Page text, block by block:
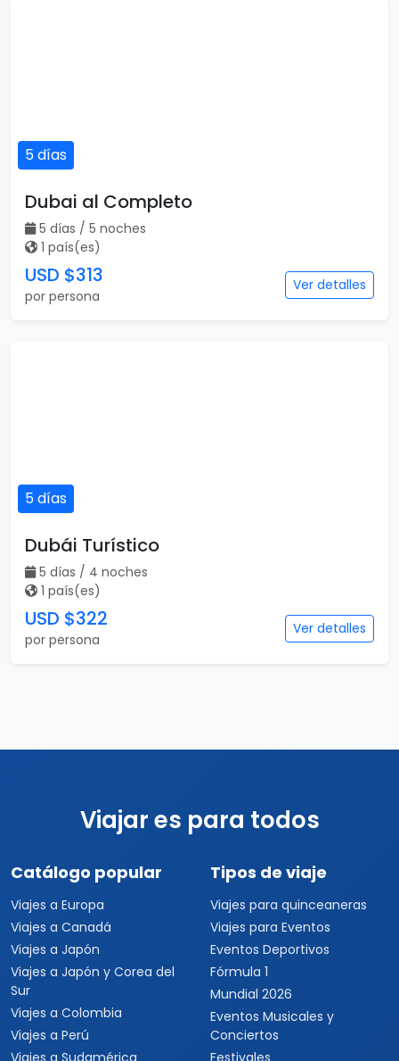
5 días
Dubai al Completo
5 días / 5 noches
1 país(es)
USD $313
por persona
Ver detalles
5 días
Dubái Turístico
5 días / 4 noches
1 país(es)
USD $322
por persona
Ver detalles
Viajar es para todos
Catálogo popular
Viajes a Europa
Viajes a Canadá
Viajes a Japón
Viajes a Japón y Corea del
Sur
Viajes a Colombia
Viajes a Perú
Viajes a Sudamérica
Tipos de viaje
Viajes para quinceaneras
Viajes para Eventos
Eventos Deportivos
Fórmula 1
Mundial 2026
Eventos Musicales y
Conciertos
Festivales